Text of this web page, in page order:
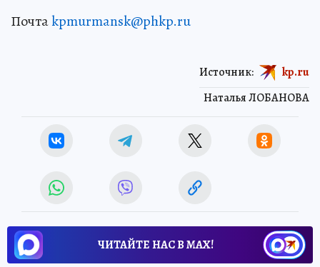
Почтаkpmurmansk@phkp.ru
Наталья ЛОБАНОВА
Источник: kp.ru
ЧИТАЙТЕ НАС В МАХ!